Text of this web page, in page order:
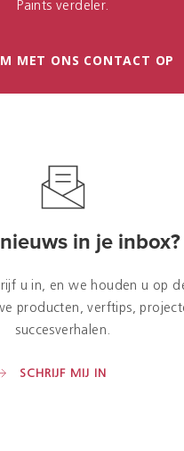
Paints verdeler.
MET ONS CONTACT OP
in je inbox?
u in, en we houden u op
producten, verftips,
succesverhalen.
SCHRIJF MIJ IN